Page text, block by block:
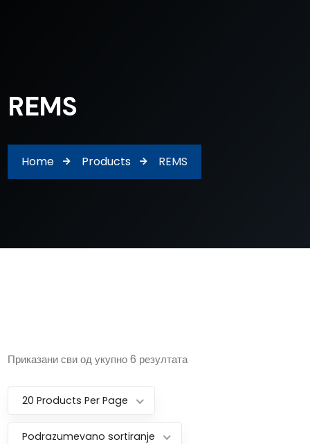
REMS
Home Products REMS
Приказани сви од укупно 6 резултата
20 Products Per Page
Podrazumevano sortiranje